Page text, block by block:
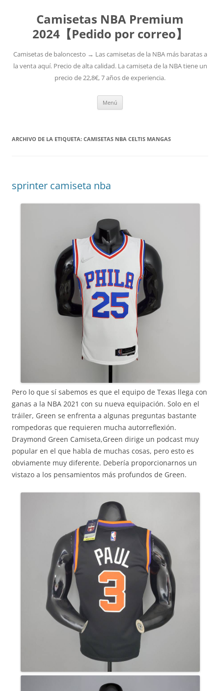
Camisetas NBA Premium
2024【Pedido por correo】
Camisetas de baloncesto → Las camisetas de la NBA más baratas a
la venta aquí. Precio de alta calidad. La camiseta de la NBA tiene un
precio de 22,8€, 7 años de experiencia.
Menú
ARCHIVO DE LA ETIQUETA: CAMISETAS NBA CELTIS MANGAS
sprinter camiseta nba
Pero lo que sí sabemos es que el equipo de Texas llega con
ganas a la NBA 2021 con su nueva equipación. Solo en el
tráiler, Green se enfrenta a algunas preguntas bastante
rompedoras que requieren mucha autorreflexión.
Draymond Green Camiseta,Green dirige un podcast muy
popular en el que habla de muchas cosas, pero esto es
obviamente muy diferente. Debería proporcionarnos un
vistazo a los pensamientos más profundos de Green.